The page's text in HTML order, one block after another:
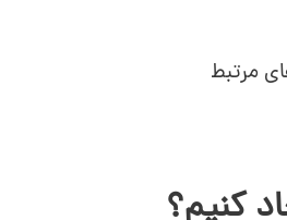
مرتبط
کنیم؟